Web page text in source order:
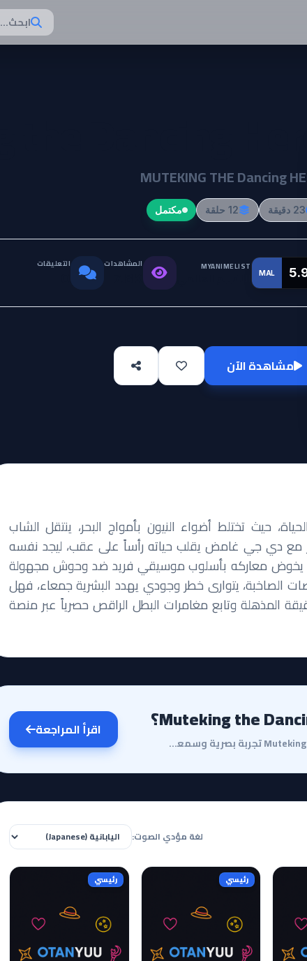
ابحث...
MUTEKING THE Dancing
23 دقيقة 12 حلقة مكتمل
MAL
MYANIMELIST المشاهدات التعليقات
مشاهدة الآن
حيث تختلط أضواء النيون بأمواج البحر، ينتقل الشاب
مع دي جي غامض يقلب حياته رأساً على عقب، ليجد نفسه
يخوض معاركه بأسلوب موسيقي فريد ضد وحوش مجهولة
الصاخبة، يتوارى خطر وجودي يهدد البشرية جمعاء، فهل
المذهلة وتابع مغامرات البطل الراقص حصرياً عبر منصة
مقدمة وقصة الأنمييعد أنمي Muteking the Dancing Hero تجربة بصرية وسمعية فريدة من نوعها، تعيد إحياء رو...
اقرأ المراجعة
لغة مؤدي الصوت:
رئيسي رئيسي